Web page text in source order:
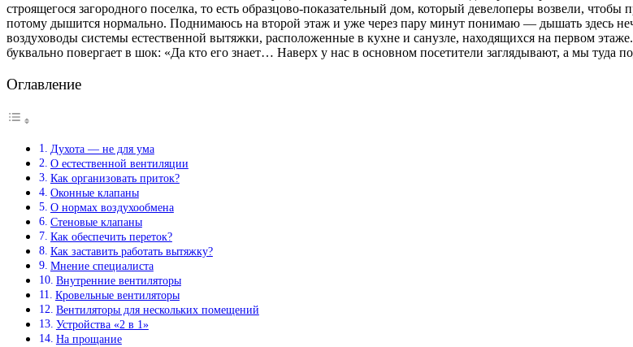
строящегося загородного поселка, то есть образцово-показательный дом, который девелоперы возвели,
потому дышится нормально. Поднимаюсь на второй этаж и уже через пару минут понимаю — дышать здесь
воздуховоды системы естественной вытяжки, расположенные в кухне и санузле, находящихся на первом
буквально повергает в шок: «Да кто его знает… Наверх у нас в основном посетители заглядывают, а мы туда
Оглавление
Духота — не для ума
О естественной вентиляции
Как организовать приток?
Оконные клапаны
О нормах воздухообмена
Стеновые клапаны
Как обеспечить переток?
Как заставить работать вытяжку?
Мнение специалиста
Внутренние вентиляторы
Кровельные вентиляторы
Вентиляторы для нескольких помещений
Устройства «2 в 1»
На прощание